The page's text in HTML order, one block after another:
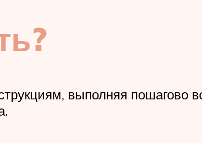
выполняя пошагово